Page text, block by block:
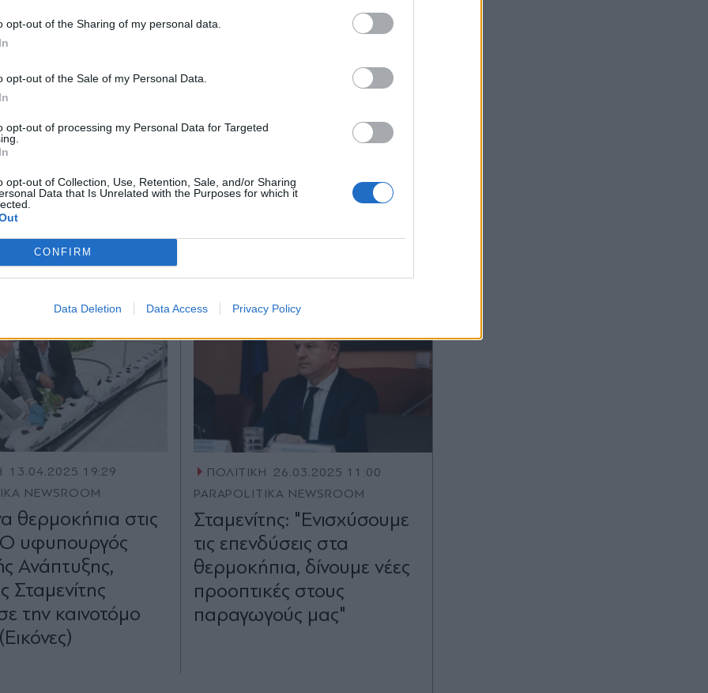
opt-out of the Sharing of my personal data.
opt-out of the Sale of my Personal Data.
opt-out of processing my Personal Data for Targeted
opt-out of Collection, Use, Retention, Sale, and/or Sharing
Data that Is Unrelated with the Purposes for which it
CONFIRM
Data Deletion Data Access Privacy Policy
θα γίνει η
των κλεμμένων
- "Ο
με
ρυθμούς"
Τσιάρας στα Παραπολιτικά
βούληση και εμού και της
του ΟΠΕΚΕΠΕ να λήξει"
13.04.2025 19:29
NEWSROOM
θερμοκήπια στις
υφυπουργός
Ανάπτυξης,
Σταμενίτης
την καινοτόμο
ΠΟΛΙΤΙΚΗ
26.03.2025 11:00
PARAPOLITIKA NEWSROOM
Σταμενίτης: "Ενισχύσουμε
τις επενδύσεις στα
θερμοκήπια, δίνουμε νέες
προοπτικές στους
παραγωγούς μας"
Αποδέχομαι τουςόρους χρήσης